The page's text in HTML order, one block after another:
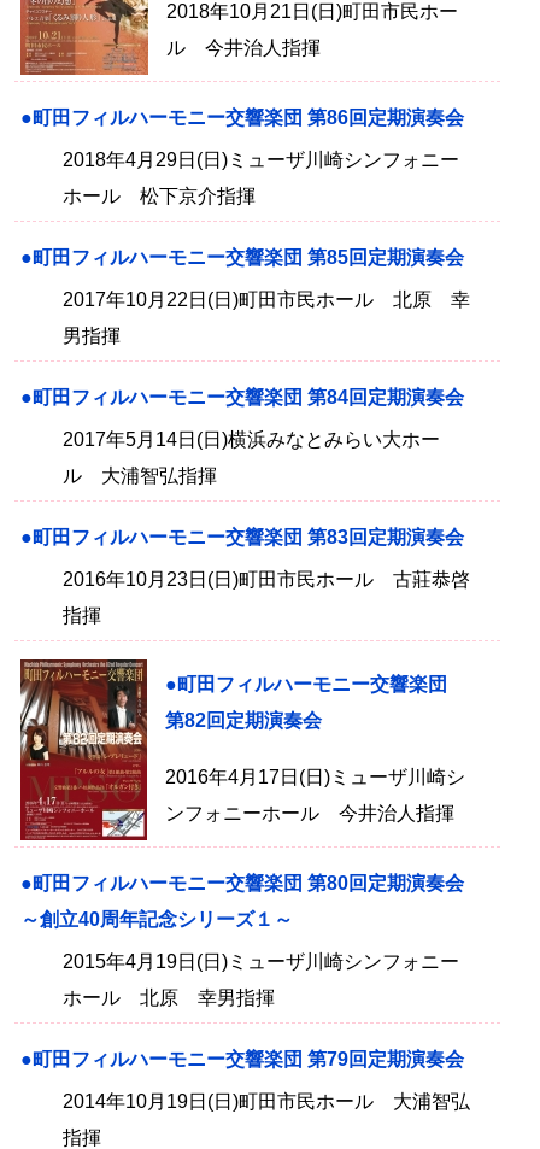
2018年10月21日(日)町田市民ホー
ル 今井治人指揮
●町田フィルハーモニー交響楽団 第86回定期演奏会
2018年4月29日(日)ミューザ川崎シンフォニー
ホール 松下京介指揮
●町田フィルハーモニー交響楽団 第85回定期演奏会
2017年10月22日(日)町田市民ホール 北原 幸
男指揮
●町田フィルハーモニー交響楽団 第84回定期演奏会
2017年5月14日(日)横浜みなとみらい大ホー
ル 大浦智弘指揮
●町田フィルハーモニー交響楽団 第83回定期演奏会
2016年10月23日(日)町田市民ホール 古莊恭啓
指揮
●町田フィルハーモニー交響楽団
第82回定期演奏会
2016年4月17日(日)ミューザ川崎シ
ンフォニーホール 今井治人指揮
●町田フィルハーモニー交響楽団 第80回定期演奏会
～創立40周年記念シリーズ１～
2015年4月19日(日)ミューザ川崎シンフォニー
ホール 北原 幸男指揮
●町田フィルハーモニー交響楽団 第79回定期演奏会
2014年10月19日(日)町田市民ホール 大浦智弘
指揮